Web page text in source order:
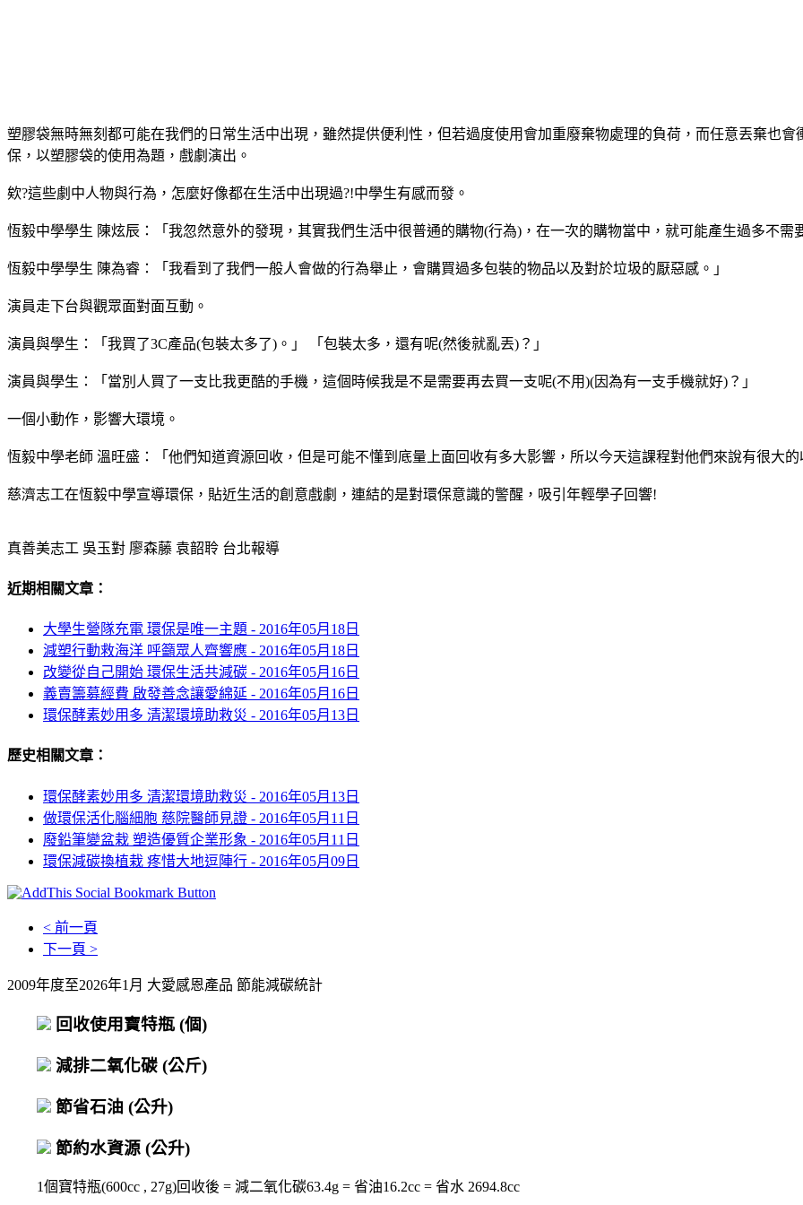
塑膠袋無時無刻都可能在我們的日常生活中出現，雖然提供便利性，但若過度使用會加重廢棄物處理的負荷，而任意丟棄也
保，以塑膠袋的使用為題，戲劇演出。
欸?這些劇中人物與行為，怎麼好像都在生活中出現過?!中學生有感而發。
恆毅中學學生 陳炫辰：「我忽然意外的發現，其實我們生活中很普通的購物(行為)，在一次的購物當中，就可能產生過多不需
恆毅中學學生 陳為睿：「我看到了我們一般人會做的行為舉止，會購買過多包裝的物品以及對於垃圾的厭惡感。」
演員走下台與觀眾面對面互動。
演員與學生：「我買了3C產品(包裝太多了)。」 「包裝太多，還有呢(然後就亂丟)？」
演員與學生：「當別人買了一支比我更酷的手機，這個時候我是不是需要再去買一支呢(不用)(因為有一支手機就好)？」
一個小動作，影響大環境。
恆毅中學老師 溫旺盛：「他們知道資源回收，但是可能不懂到底量上面回收有多大影響，所以今天這課程對他們來說有很大的
慈濟志工在恆毅中學宣導環保，貼近生活的創意戲劇，連結的是對環保意識的警醒，吸引年輕學子回響!
真善美志工 吳玉對 廖森藤 袁韶聆 台北報導
近期相關文章：
大學生營隊充電 環保是唯一主題 - 2016年05月18日
減塑行動救海洋 呼籲眾人齊響應 - 2016年05月18日
改變從自己開始 環保生活共減碳 - 2016年05月16日
義賣籌募經費 啟發善念讓愛綿延 - 2016年05月16日
環保酵素妙用多 清潔環境助救災 - 2016年05月13日
歷史相關文章：
環保酵素妙用多 清潔環境助救災 - 2016年05月13日
做環保活化腦細胞 慈院醫師見證 - 2016年05月11日
廢鉛筆變盆栽 塑造優質企業形象 - 2016年05月11日
環保減碳換植栽 疼惜大地逗陣行 - 2016年05月09日
< 前一頁
下一頁 >
2009年度至2026年1月 大愛感恩產品 節能減碳統計
回收使用寶特瓶 (個)
減排二氧化碳 (公斤)
節省石油 (公升)
節約水資源 (公升)
1個寶特瓶(600cc , 27g)回收後 = 減二氧化碳63.4g = 省油16.2cc = 省水 2694.8cc